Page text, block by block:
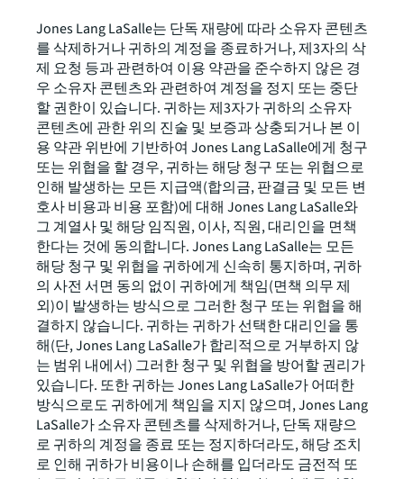
Jones Lang LaSalle는 단독 재량에 따라 소유자 콘텐츠
를 삭제하거나 귀하의 계정을 종료하거나, 제3자의 삭
제 요청 등과 관련하여 이용 약관을 준수하지 않은 경
우 소유자 콘텐츠와 관련하여 계정을 정지 또는 중단
할 권한이 있습니다. 귀하는 제3자가 귀하의 소유자
콘텐츠에 관한 위의 진술 및 보증과 상충되거나 본 이
용 약관 위반에 기반하여 Jones Lang LaSalle에게 청구
또는 위협을 할 경우, 귀하는 해당 청구 또는 위협으로
인해 발생하는 모든 지급액(합의금, 판결금 및 모든 변
호사 비용과 비용 포함)에 대해 Jones Lang LaSalle와
그 계열사 및 해당 임직원, 이사, 직원, 대리인을 면책
한다는 것에 동의합니다. Jones Lang LaSalle는 모든
해당 청구 및 위협을 귀하에게 신속히 통지하며, 귀하
의 사전 서면 동의 없이 귀하에게 책임(면책 의무 제
외)이 발생하는 방식으로 그러한 청구 또는 위협을 해
결하지 않습니다. 귀하는 귀하가 선택한 대리인을 통
해(단, Jones Lang LaSalle가 합리적으로 거부하지 않
는 범위 내에서) 그러한 청구 및 위협을 방어할 권리가
있습니다. 또한 귀하는 Jones Lang LaSalle가 어떠한
방식으로도 귀하에게 책임을 지지 않으며, Jones Lang
LaSalle가 소유자 콘텐츠를 삭제하거나, 단독 재량으
로 귀하의 계정을 종료 또는 정지하더라도, 해당 조치
로 인해 귀하가 비용이나 손해를 입더라도 금전적 또